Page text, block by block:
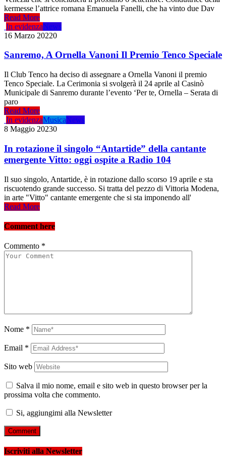
kermesse l’attrice romana Emanuela Fanelli, che ha vinto due Dav
Read More
In evidenzaNews
16 Marzo 20220
Sanremo, A Ornella Vanoni Il Premio Tenco Speciale
Il Club Tenco ha deciso di assegnare a Ornella Vanoni il premio
Tenco Speciale. La Cerimonia si svolgerà il 24 aprile al Casinò
Municipale di Sanremo durante l’evento ‘Per te, Ornella – Serata di
paro
Read More
In evidenzaMusicaNews
8 Maggio 20230
In rotazione il singolo “Antartide” della cantante
emergente Vitto: oggi ospite a Radio 104
Il suo singolo, Antartide, è in rotazione dallo scorso 19 aprile e sta
riscuotendo grande successo. Si tratta del pezzo di Vittoria Modena,
in arte "Vitto" cantante emergente che si sta imponendo all'
Read More
Comment here
Commento *
Nome *
Email *
Sito web
Salva il mio nome, email e sito web in questo browser per la
prossima volta che commento.
Si, aggiungimi alla Newsletter
Iscriviti alla Newsletter